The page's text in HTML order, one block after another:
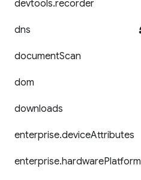
devtools.recorder
dns
documentScan
dom
downloads
enterprise.deviceAttributes
enterprise.hardwarePlatform